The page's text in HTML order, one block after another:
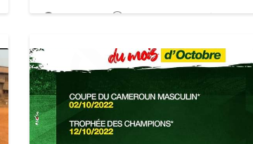
17/07/24 Par MenouActu 0